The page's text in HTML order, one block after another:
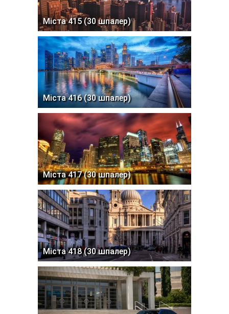
Міста 415 (30 шпалер)
Міста 416 (30 шпалер)
Міста 417 (30 шпалер)
Міста 418 (30 шпалер)